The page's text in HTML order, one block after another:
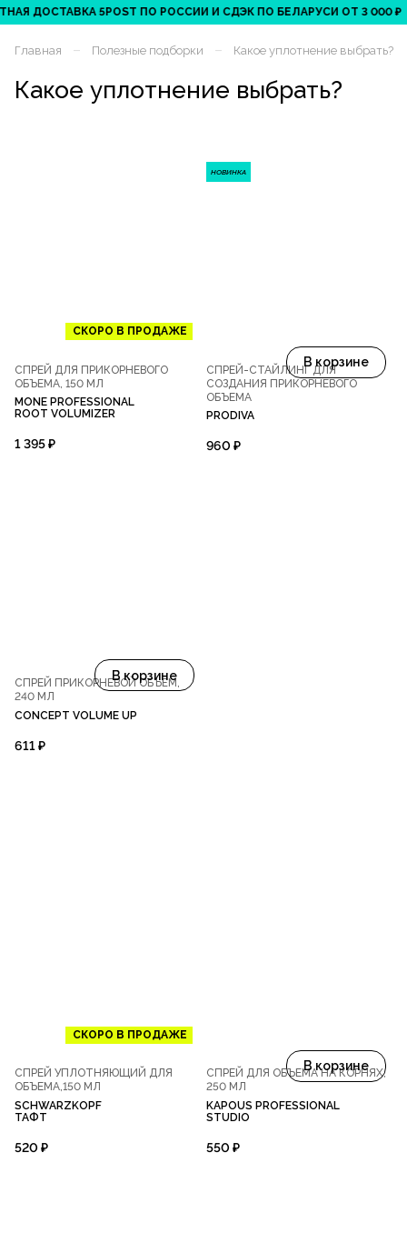
ДОСТАВКА 5POST ПО РОССИИ И СДЭК ПО БЕЛАРУСИ ОТ 3 000 ₽
Главная – Полезные подборки – Какое уплотнение выбрать?
Какое уплотнение выбрать?
СКОРО В ПРОДАЖЕ
СПРЕЙ ДЛЯ ПРИКОРНЕВОГО
ОБЪЕМА, 150 МЛ
MONE PROFESSIONAL
ROOT VOLUMIZER
1 395 ₽
НОВИНКА
В корзине
СПРЕЙ-СТАЙЛИНГ ДЛЯ
СОЗДАНИЯ ПРИКОРНЕВОГО
ОБЪЕМА
PRODIVA
960 ₽
В корзине
СПРЕЙ ПРИКОРНЕВОЙ ОБЪЁМ,
240 МЛ
CONCEPT VOLUME UP
611 ₽
СКОРО В ПРОДАЖЕ
СПРЕЙ УПЛОТНЯЮЩИЙ ДЛЯ
ОБЪЕМА,150 МЛ
SCHWARZKOPF
ТАФТ
520 ₽
В корзине
СПРЕЙ ДЛЯ ОБЪЕМА НА КОРНЯХ,
250 МЛ
KAPOUS PROFESSIONAL
STUDIO
550 ₽